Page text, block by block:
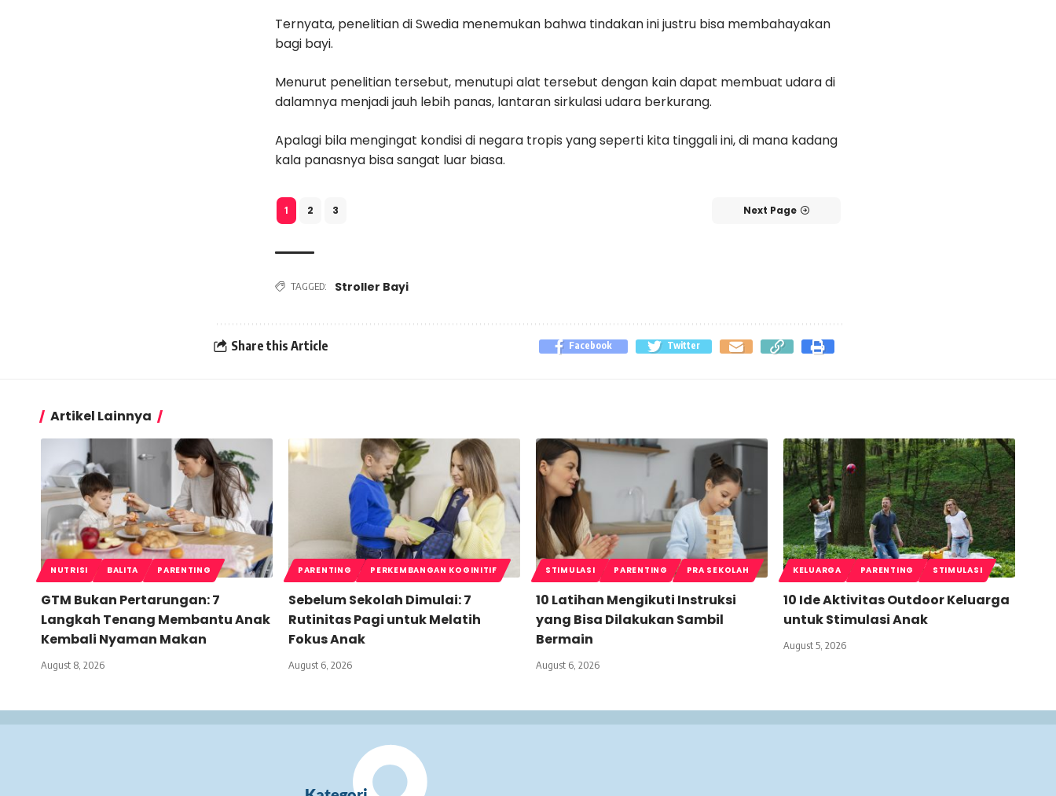
Ternyata, penelitian di Swedia menemukan bahwa tindakan ini justru bisa membahayakan
bagi bayi.
Menurut penelitian tersebut, menutupi alat tersebut dengan kain dapat membuat udara di
dalamnya menjadi jauh lebih panas, lantaran sirkulasi udara berkurang.
Apalagi bila mengingat kondisi di negara tropis yang seperti kita tinggali ini, di mana kadang
kala panasnya bisa sangat luar biasa.
1 2 3 Next Page
TAGGED: Stroller Bayi
Share this Article Facebook Twitter
Artikel Lainnya
NUTRISI BALITA PARENTING
GTM Bukan Pertarungan: 7
Langkah Tenang Membantu Anak
Kembali Nyaman Makan
August 8, 2026
PARENTING PERKEMBANGAN KOGINITIF
Sebelum Sekolah Dimulai: 7
Rutinitas Pagi untuk Melatih
Fokus Anak
August 6, 2026
STIMULASI PARENTING PRA SEKOLAH
10 Latihan Mengikuti Instruksi
yang Bisa Dilakukan Sambil
Bermain
August 6, 2026
KELUARGA PARENTING STIMULASI
10 Ide Aktivitas Outdoor Keluarga
untuk Stimulasi Anak
August 5, 2026